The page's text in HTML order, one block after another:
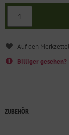
Billiger gesehen?
ZUBEHÖR